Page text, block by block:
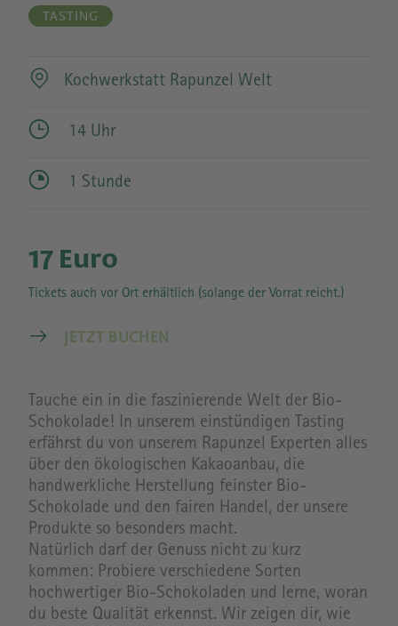
TASTING
Kochwerkstatt Rapunzel Welt
14 Uhr
1 Stunde
17 Euro
Tickets auch vor Ort erhältlich (solange der Vorrat reicht.)
JETZT BUCHEN
Tauche ein in die faszinierende Welt der Bio-
Schokolade! In unserem einstündigen Tasting
erfährst du von unserem Rapunzel Experten alles
über den ökologischen Kakaoanbau, die
handwerkliche Herstellung feinster Bio-
Schokolade und den fairen Handel, der unsere
Produkte so besonders macht.
Natürlich darf der Genuss nicht zu kurz
kommen: Probiere verschiedene Sorten
hochwertiger Bio-Schokoladen und lerne, woran
du beste Qualität erkennst. Wir zeigen dir, wie